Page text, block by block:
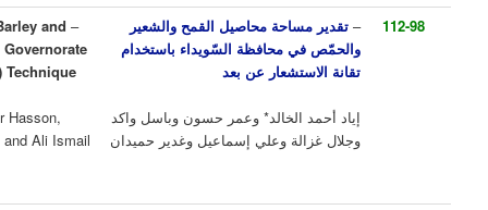
محاصيل القمح والشعير
محافظة السّويداء باستخدام
الخالد* وعمر حسون وباسل واكد
وعلي إسماعيل وغدير حميدان
–
Area Estimation of Wheat, Barley and
Chickpeas Crops in Sweida Governorate
Using Remote Sensing (RS) Technique
Eyad Ahmad Elkhaled*, Omar Hasson,
Basel Waked, Jalal Ghazaleh and Ali Ismail